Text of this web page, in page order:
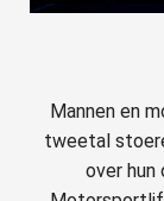
Mannen en
tweetal
over hun